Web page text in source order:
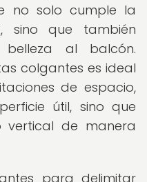
no solo cumple la
sino que también
al balcón.
colgantes es ideal
de espacio,
útil, sino que
vertical de manera
para delimitar